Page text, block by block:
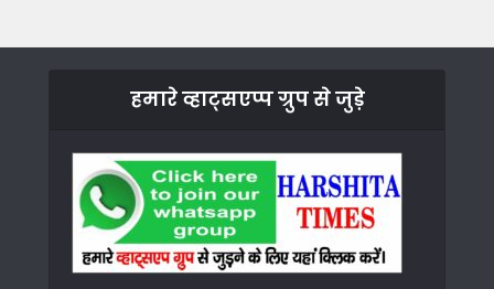
हमारे व्हाट्सएप्प ग्रुप से जुड़े